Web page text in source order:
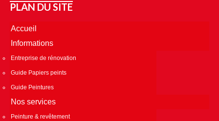
PLAN DU SITE
Accueil
Informations
Entreprise de rénovation
Guide Papiers peints
Guide Peintures
Nos services
Peinture & revêtement